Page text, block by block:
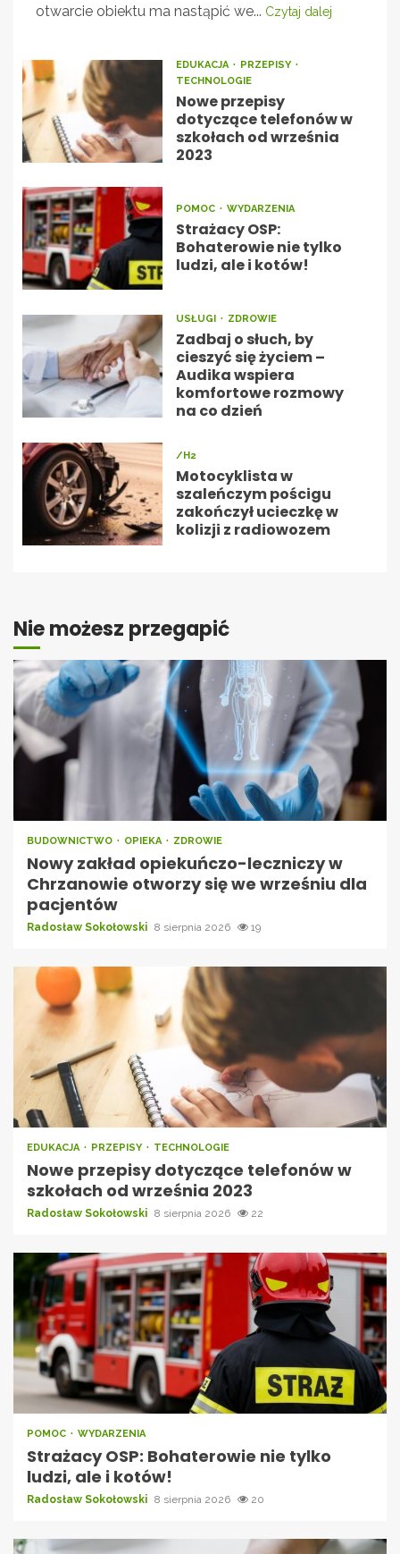
otwarcie obiektu ma nastąpić we... Czytaj dalej
EDUKACJA
PRZEPISY
TECHNOLOGIE
Nowe przepisy
dotyczące telefonów w
szkołach od września
2023
POMOC WYDARZENIA
Strażacy OSP:
Bohaterowie nie tylko
ludzi, ale i kotów!
USŁUGI ZDROWIE
Zadbaj o słuch, by
cieszyć się życiem –
Audika wspiera
komfortowe rozmowy
na co dzień
/H2
Motocyklista w
szaleńczym pościgu
zakończył ucieczkę w
kolizji z radiowozem
Nie możesz przegapić
BUDOWNICTWO OPIEKA ZDROWIE
Nowy zakład opiekuńczo-leczniczy w
Chrzanowie otworzy się we wrześniu dla
pacjentów
Radosław Sokołowski 8 sierpnia 2026 19
EDUKACJA PRZEPISY TECHNOLOGIE
Nowe przepisy dotyczące telefonów w
szkołach od września 2023
Radosław Sokołowski 8 sierpnia 2026 22
POMOC WYDARZENIA
Strażacy OSP: Bohaterowie nie tylko
ludzi, ale i kotów!
Radosław Sokołowski 8 sierpnia 2026 20